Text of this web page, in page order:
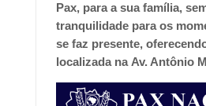
Pax, para a sua família,
tranquilidade para os
se faz presente,
localizada na Av. Antônio